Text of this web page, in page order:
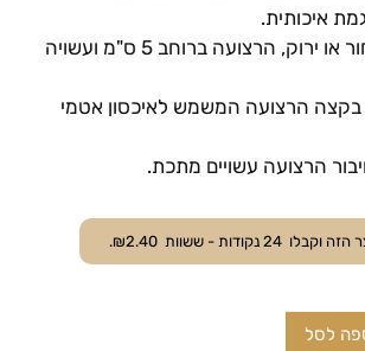
מגיעה בצבע שחור או ירוק, הרצועה ברוחב 5 ס"מ ועשויה
הרצועה המשמש לאיכסון אטמי
הרצועה עשויים מתכת.
וקבלו24נקודות - ששוות ₪ 2.40
.